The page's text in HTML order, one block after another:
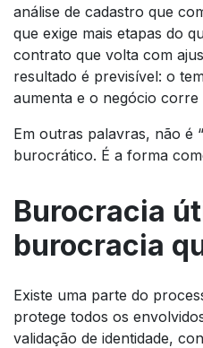
análise de cadastro que
que exige mais etapas do
contrato que volta com
resultado é previsível: o
aumenta e o negócio corre
Em outras palavras, não é
burocrático. É a forma
Burocracia
burocracia
Existe uma parte do
protege todos os
validação de identidade,